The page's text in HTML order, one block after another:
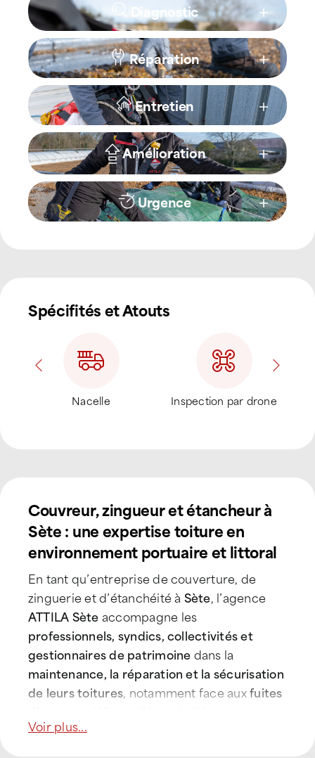
Diagnostic
Réparation
Entretien
Amélioration
Urgence
Spécifités et Atouts
Nacelle Inspection par drone
Couvreur, zingueur et étancheur à
Sète : une expertise toiture en
environnement portuaire et littoral
En tant qu’entreprise de couverture, de
zinguerie et d’étanchéité à Sète, l’agence
ATTILA Sèteaccompagne les
professionnels, syndics, collectivités et
gestionnaires de patrimoinedans la
maintenance, la réparation et la sécurisation
de leurs toitures, notamment face auxfuites
agressions liées au
Voir plus...